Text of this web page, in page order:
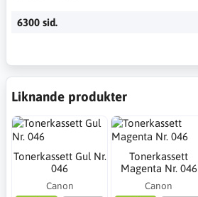
6300 sid.
Liknande produkter
Tonerkassett Gul Nr.
046
Canon
Tonerkassett
Magenta Nr. 046
Canon